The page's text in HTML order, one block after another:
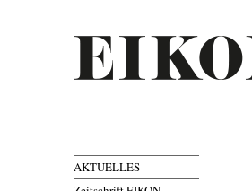
AKTUELLES